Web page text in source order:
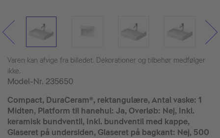
Varen kan afvige fra billedet. Dekorationer og tilbehør medfølger
ikke.
Model-Nr. 235650
Compact, DuraCeram®, rektangulære, Antal vaske: 1
Midten, Platform til hanehul: Ja, Overløb: Nej, Inkl.
keramisk bundventil, Inkl. bundventil med kappe,
Glaseret på undersiden, Glaseret på bagkant: Nej, 500